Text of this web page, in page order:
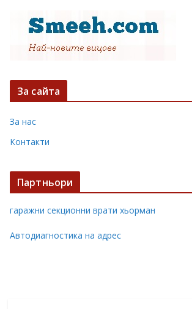
За сайта
За нас
Контакти
Партньори
гаражни секционни врати хьорман
Автодиагностика на адрес